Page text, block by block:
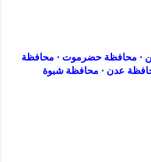
· محافظة حضرموت · محافظة
عدن · محافظة شبوة